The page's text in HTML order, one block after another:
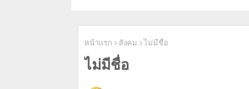
หน้าแรก สังคม ไม่มีชื่อ
ไม่มีชื่อ